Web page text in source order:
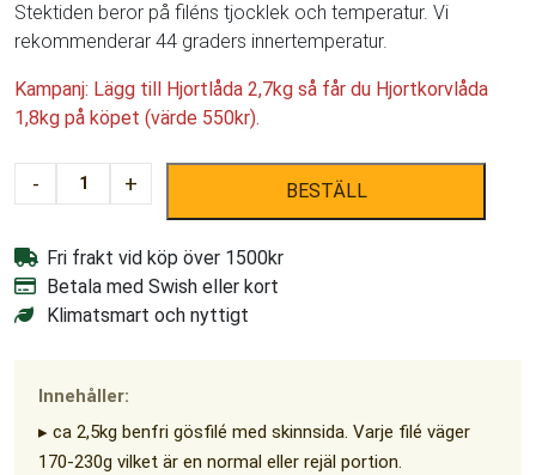
Stektiden beror på filéns tjocklek och temperatur. Vi
rekommenderar 44 graders innertemperatur.
Kampanj: Lägg till Hjortlåda 2,7kg så får du Hjortkorvlåda
1,8kg på köpet (värde 550kr).
-
2,5kg
+ BESTÄLL
Fri frakt vid köp över 1500kr
Betala med Swish eller kort
Klimatsmart och nyttigt
Innehåller:
▸ ca 2,5kg benfri gösfilé med skinnsida. Varje filé väger
170-230g vilket är en normal eller rejäl portion.